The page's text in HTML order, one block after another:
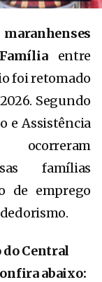
entre
foi retomado
Segundo
e Assistência
ocorreram
famílias
de emprego
do Central
abaixo: